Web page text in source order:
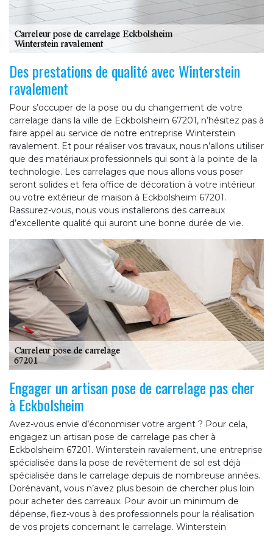
Des prestations de qualité avec Winterstein
ravalement
Pour s’occuper de la pose ou du changement de votre
carrelage dans la ville de Eckbolsheim 67201, n’hésitez pas à
faire appel au service de notre entreprise Winterstein
ravalement. Et pour réaliser vos travaux, nous n’allons utiliser
que des matériaux professionnels qui sont à la pointe de la
technologie. Les carrelages que nous allons vous poser
seront solides et fera office de décoration à votre intérieur
ou votre extérieur de maison à Eckbolsheim 67201.
Rassurez-vous, nous vous installerons des carreaux
d’excellente qualité qui auront une bonne durée de vie.
Engager un artisan pose de carrelage pas cher
à Eckbolsheim
Avez-vous envie d’économiser votre argent ? Pour cela,
engagez un artisan pose de carrelage pas cher à
Eckbolsheim 67201. Winterstein ravalement, une entreprise
spécialisée dans la pose de revêtement de sol est déjà
spécialisée dans le carrelage depuis de nombreuse années.
Dorénavant, vous n’avez plus besoin de chercher plus loin
pour acheter des carreaux. Pour avoir un minimum de
dépense, fiez-vous à des professionnels pour la réalisation
de vos projets concernant le carrelage. Winterstein